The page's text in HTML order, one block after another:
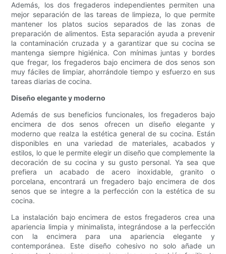
Además, los dos fregaderos independientes permiten una
mejor separación de las tareas de limpieza, lo que permite
mantener los platos sucios separados de las zonas de
preparación de alimentos. Esta separación ayuda a prevenir
la contaminación cruzada y a garantizar que su cocina se
mantenga siempre higiénica. Con mínimas juntas y bordes
que fregar, los fregaderos bajo encimera de dos senos son
muy fáciles de limpiar, ahorrándole tiempo y esfuerzo en sus
tareas diarias de cocina.
Diseño elegante y moderno
Además de sus beneficios funcionales, los fregaderos bajo
encimera de dos senos ofrecen un diseño elegante y
moderno que realza la estética general de su cocina. Están
disponibles en una variedad de materiales, acabados y
estilos, lo que le permite elegir un diseño que complemente la
decoración de su cocina y su gusto personal. Ya sea que
prefiera un acabado de acero inoxidable, granito o
porcelana, encontrará un fregadero bajo encimera de dos
senos que se integre a la perfección con la estética de su
cocina.
La instalación bajo encimera de estos fregaderos crea una
apariencia limpia y minimalista, integrándose a la perfección
con la encimera para una apariencia elegante y
contemporánea. Este diseño cohesivo no solo añade un